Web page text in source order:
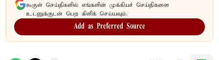
கூகுள் செய்திகளில் எங்களின் முக்கியச் செய்திகளை
உடனுக்குடன் பெற கிளிக் செய்யவும்.
Add as Preferred Source